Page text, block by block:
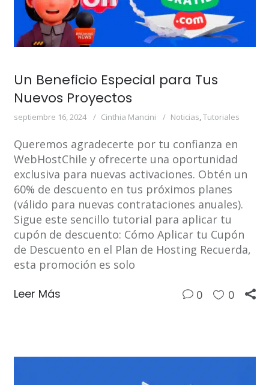
Un Beneficio Especial para Tus
Nuevos Proyectos
septiembre 16, 2024 Cinthia Mancini Noticias,Tutoriales
Queremos agradecerte por tu confianza en
WebHostChile y ofrecerte una oportunidad
exclusiva para nuevas activaciones. Obtén un
60% de descuento en tus próximos planes
(válido para nuevas contrataciones anuales).
Sigue este sencillo tutorial para aplicar tu
cupón de descuento: Cómo Aplicar tu Cupón
de Descuento en el Plan de Hosting Recuerda,
esta promoción es solo
Leer Más 0 0